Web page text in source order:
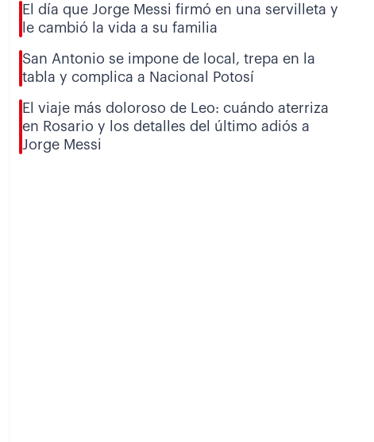
El día que Jorge Messi firmó en una servilleta y
le cambió la vida a su familia
San Antonio se impone de local, trepa en la
tabla y complica a Nacional Potosí
El viaje más doloroso de Leo: cuándo aterriza
en Rosario y los detalles del último adiós a
Jorge Messi